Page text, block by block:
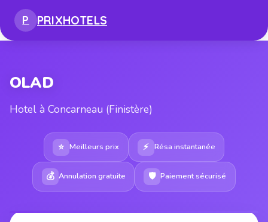
P PRIXHOTELS
OLAD
Hotel à Concarneau (Finistère)
⭐ Meilleurs prix ⚡ Résa instantanée
💰 Annulation gratuite 🛡 Paiement sécurisé